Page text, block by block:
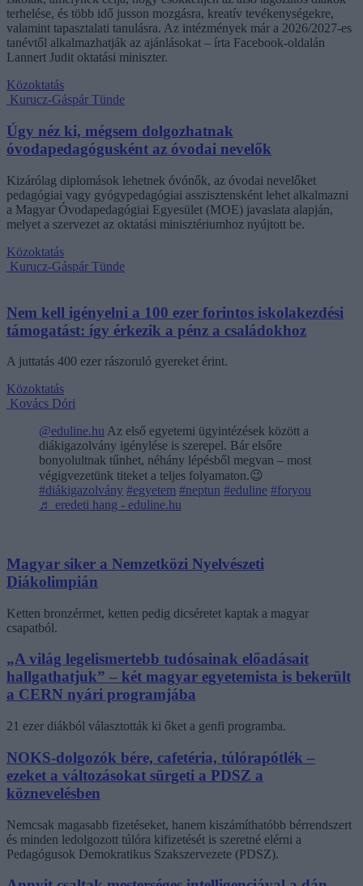
terhelése, és több idő jusson mozgásra, kreatív tevékenységekre,
valamint tapasztalati tanulásra. Az intézmények már a 2026/2027-es
tanévtől alkalmazhatják az ajánlásokat – írta Facebook-oldalán
Lannert Judit oktatási miniszter.
Közoktatás
Kurucz-Gáspár Tünde
Úgy néz ki, mégsem dolgozhatnak
óvodapedagógusként az óvodai nevelők
Kizárólag diplomások lehetnek óvónők, az óvodai nevelőket
pedagógiai vagy gyógypedagógiai asszisztensként lehet alkalmazni
a Magyar Óvodapedagógiai Egyesület (MOE) javaslata alapján,
melyet a szervezet az oktatási minisztériumhoz nyújtott be.
Közoktatás
Kurucz-Gáspár Tünde
Nem kell igényelni a 100 ezer forintos iskolakezdési
támogatást: így érkezik a pénz a családokhoz
A juttatás 400 ezer rászoruló gyereket érint.
Közoktatás
Kovács Dóri
@eduline.hu Az első egyetemi ügyintézések között a
diákigazolvány igénylése is szerepel. Bár elsőre
bonyolultnak tűnhet, néhány lépésből megvan – most
végigvezetünk titeket a teljes folyamaton.😉
#diákigazolvány #egyetem #neptun #eduline #foryou
♬ eredeti hang - eduline.hu
Magyar siker a Nemzetközi Nyelvészeti
Diákolimpián
Ketten bronzérmet, ketten pedig dicséretet kaptak a magyar
csapatból.
„A világ legelismertebb tudósainak előadásait
hallgathatjuk” – két magyar egyetemista is bekerült
a CERN nyári programjába
21 ezer diákból választották ki őket a genfi programba.
NOKS-dolgozók bére, cafetéria, túlórapótlék –
ezeket a változásokat sürgeti a PDSZ a
köznevelésben
Nemcsak magasabb fizetéseket, hanem kiszámíthatóbb bérrendszert
és minden ledolgozott túlóra kifizetését is szeretné elérni a
Pedagógusok Demokratikus Szakszervezete (PDSZ).